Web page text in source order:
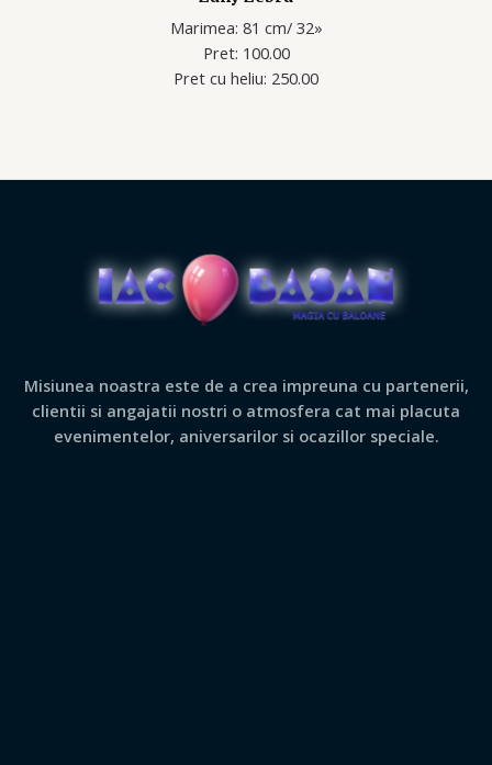
Marimea: 81 cm/ 32»
Pret: 100.00
Pret cu heliu: 250.00
Misiunea noastra este de a crea impreuna cu partenerii,
clientii si angajatii nostri o atmosfera cat mai placuta
evenimentelor, aniversarilor si ocazillor speciale.